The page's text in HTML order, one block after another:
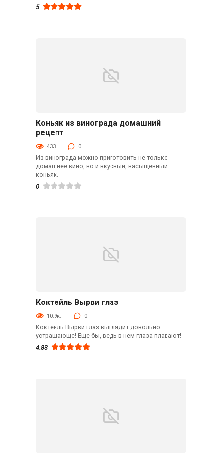
5
Коньяк из винограда домашний
рецепт
433 0
Из винограда можно приготовить не только
домашнее вино, но и вкусный, насыщенный
коньяк.
0
Коктейль Вырви глаз
10.9к. 0
Коктейль Вырви глаз выглядит довольно
устрашающе! Еще бы, ведь в нем глаза плавают!
4.83